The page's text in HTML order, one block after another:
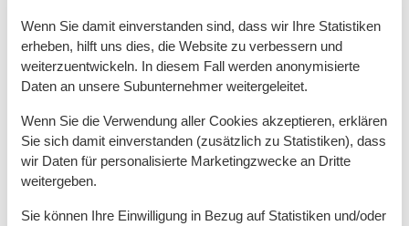
Basic
Kinder willkommen
Nichtraucher
Zimmer
2
Draußen
Privater P-Platz
Wenn Sie damit einverstanden sind, dass wir Ihre Statistiken
erheben, hilft uns dies, die Website zu verbessern und
weiterzuentwickeln. In diesem Fall werden anonymisierte
Daten an unsere Subunternehmer weitergeleitet.
Wenn Sie die Verwendung aller Cookies akzeptieren, erklären
Sie sich damit einverstanden (zusätzlich zu Statistiken), dass
wir Daten für personalisierte Marketingzwecke an Dritte
weitergeben.
Sie können Ihre Einwilligung in Bezug auf Statistiken und/oder